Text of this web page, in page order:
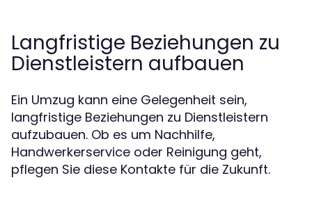
Langfristige Beziehungen zu
Dienstleistern aufbauen
Ein Umzug kann eine Gelegenheit sein,
langfristige Beziehungen zu Dienstleistern
aufzubauen. Ob es um Nachhilfe,
Handwerkerservice oder Reinigung geht,
pflegen Sie diese Kontakte für die Zukunft.